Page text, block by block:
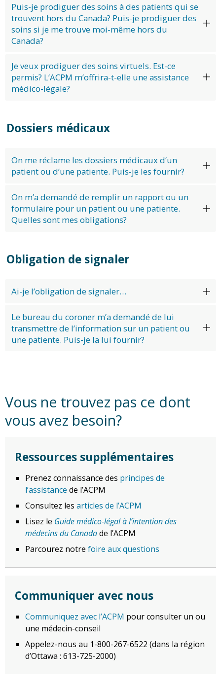
Puis-je prodiguer des soins à des patients qui se
trouvent hors du Canada? Puis-je prodiguer des
soins si je me trouve moi-même hors du
Canada?
Je veux prodiguer des soins virtuels. Est-ce
permis? L’ACPM m’offrira-t-elle une assistance
médico-légale?
Dossiers médicaux
On me réclame les dossiers médicaux d’un
patient ou d’une patiente. Puis-je les fournir?
On m’a demandé de remplir un rapport ou un
formulaire pour un patient ou une patiente.
Quelles sont mes obligations?
Obligation de signaler
Ai-je l’obligation de signaler…
Le bureau du coroner m’a demandé de lui
transmettre de l’information sur un patient ou
une patiente. Puis-je la lui fournir?
Vous ne trouvez pas ce dont
vous avez besoin?
Ressources supplémentaires
Prenez connaissance des principes de
l’assistance de l’ACPM
Consultez les articles de l’ACPM
Lisez le Guide médico-légal à l’intention des
médecins du Canadade l’ACPM
Parcourez notre foire aux questions
Communiquer avec nous
Communiquez avec l’ACPM pour consulter un ou
une médecin-conseil
Appelez-nous au 1-800-267-6522 (dans la région
d’Ottawa : 613-725-2000)